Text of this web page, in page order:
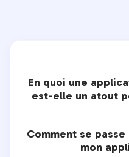
En quoi une
est-elle un atout
Comment se
mon